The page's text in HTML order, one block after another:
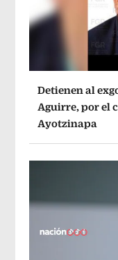
Detienen al
Aguirre, por el
Ayotzinapa